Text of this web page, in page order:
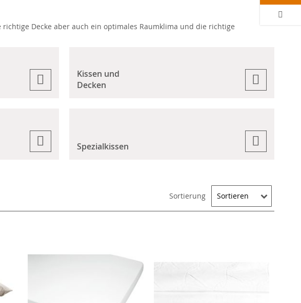
Decke aber auch ein optimales Raumklima und die richtige
Kissen und
Decken
Spezialkissen
Sortierung